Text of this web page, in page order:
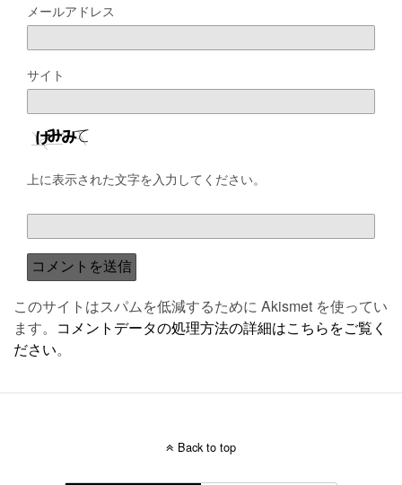
メールアドレス
サイト
上に表示された文字を入力してください。
このサイトはスパムを低減するために Akismet を使ってい
ます。 コメントデータの処理方法の詳細はこちらをご覧く
ださい。
Back to top